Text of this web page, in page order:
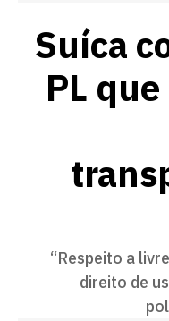
Suíca
PL
“Respeito a
direito de